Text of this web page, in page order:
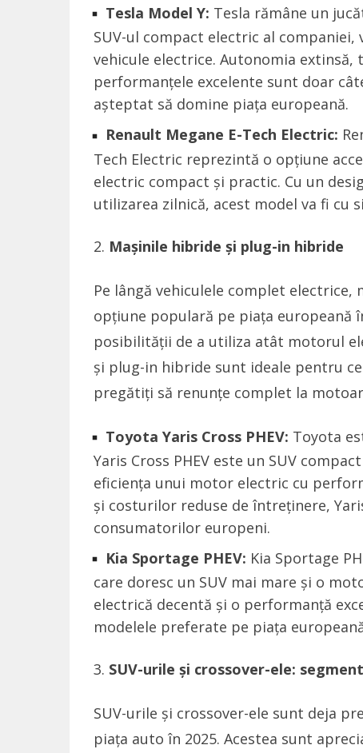
Tesla Model Y: Tesla rămâne un
SUV-ul compact electric al
vehicule electrice. Autonomia
performanțele excelente sunt doar
așteptat să domine piața europeană.
Renault Megane E-Tech Electric:
Tech Electric reprezintă o opțiune
electric compact și practic. Cu un
utilizarea zilnică, acest model va fi
Mașinile hibride și plug-in hibride
Pe lângă vehiculele complet
opțiune populară pe piața europeană
posibilității de a utiliza atât motorul
și plug-in hibride sunt ideale pentru
pregătiți să renunțe complet la
Toyota Yaris Cross PHEV: Toyota
Yaris Cross PHEV este un SUV
eficiența unui motor electric cu
și costurilor reduse de întreținere,
consumatorilor europeni.
Kia Sportage PHEV: Kia Sportage
care doresc un SUV mai mare și o
electrică decentă și o performanță
modelele preferate pe piața
SUV-urile și crossover-ele:
SUV-urile și crossover-ele sunt deja
piața auto în 2025. Acestea sunt